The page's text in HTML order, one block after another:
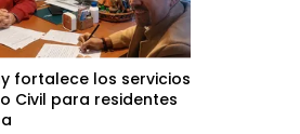
fortalece los servicios
Civil para residentes